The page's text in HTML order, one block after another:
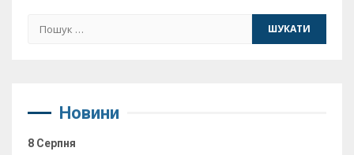
Пошук:
Новини
8 Серпня